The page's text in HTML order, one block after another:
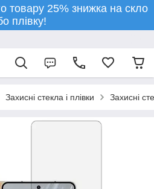
товару 25% знижка на скло
плівку!
Захисні стекла і плівки Захисні